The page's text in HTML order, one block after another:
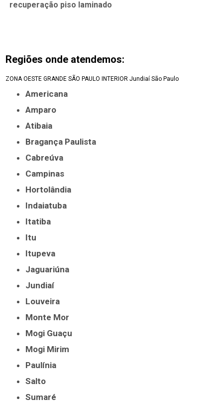
recuperação piso laminado
Regiões onde atendemos:
ZONA OESTE GRANDE SÃO PAULO INTERIOR Jundiaí São Paulo
Americana
Amparo
Atibaia
Bragança Paulista
Cabreúva
Campinas
Hortolândia
Indaiatuba
Itatiba
Itu
Itupeva
Jaguariúna
Jundiaí
Louveira
Monte Mor
Mogi Guaçu
Mogi Mirim
Paulínia
Salto
Sumaré